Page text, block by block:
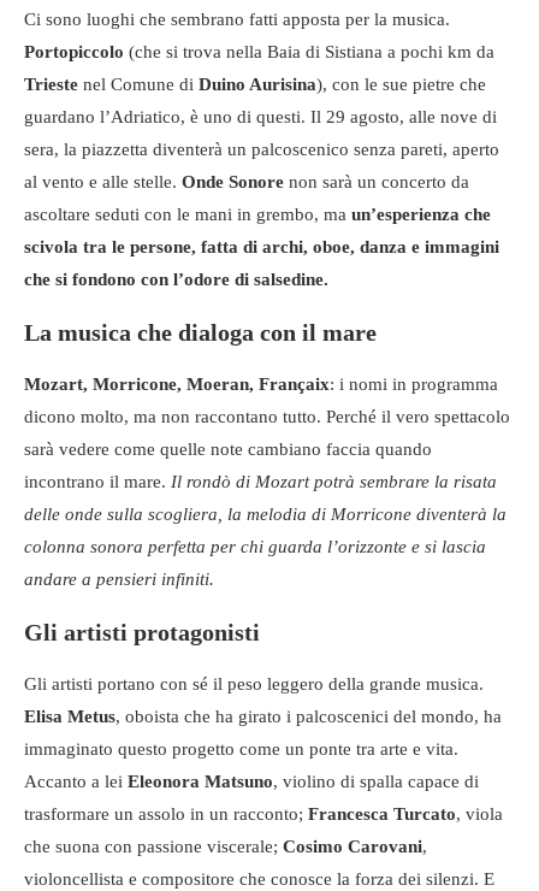
Ci sono luoghi che sembrano fatti apposta per la musica.
Portopiccolo (che si trova nella Baia di Sistiana a pochi km da
Trieste nel Comune di Duino Aurisina), con le sue pietre che
guardano l’Adriatico, è uno di questi. Il 29 agosto, alle nove di
sera, la piazzetta diventerà un palcoscenico senza pareti, aperto
al vento e alle stelle. Onde Sonore non sarà un concerto da
ascoltare seduti con le mani in grembo, ma un’esperienza che
scivola tra le persone, fatta di archi, oboe, danza e immagini
che si fondono con l’odore di salsedine.
La musica che dialoga con il mare
Mozart, Morricone, Moeran, Françaix: i nomi in programma
dicono molto, ma non raccontano tutto. Perché il vero spettacolo
sarà vedere come quelle note cambiano faccia quando
incontrano il mare. Il rondò di Mozart potrà sembrare la risata
delle onde sulla scogliera, la melodia di Morricone diventerà la
colonna sonora perfetta per chi guarda l’orizzonte e si lascia
andare a pensieri infiniti.
Gli artisti protagonisti
Gli artisti portano con sé il peso leggero della grande musica.
Elisa Metus, oboista che ha girato i palcoscenici del mondo, ha
immaginato questo progetto come un ponte tra arte e vita.
Accanto a lei Eleonora Matsuno, violino di spalla capace di
trasformare un assolo in un racconto; Francesca Turcato, viola
che suona con passione viscerale; Cosimo Carovani,
violoncellista e compositore che conosce la forza dei silenzi. E